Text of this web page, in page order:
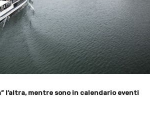
l’altra, mentre sono in calendario eventi